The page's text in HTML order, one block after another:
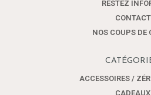
RESTEZ
CONTACT
NOS COUPS DE
ACCESSOIRES /
CADEAUX